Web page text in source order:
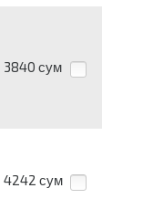
3840 сум
4242 сум